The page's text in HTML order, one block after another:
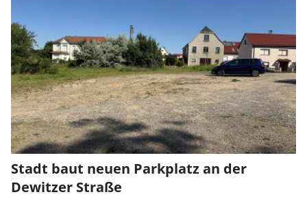
Stadt baut neuen Parkplatz an der
Dewitzer Straße